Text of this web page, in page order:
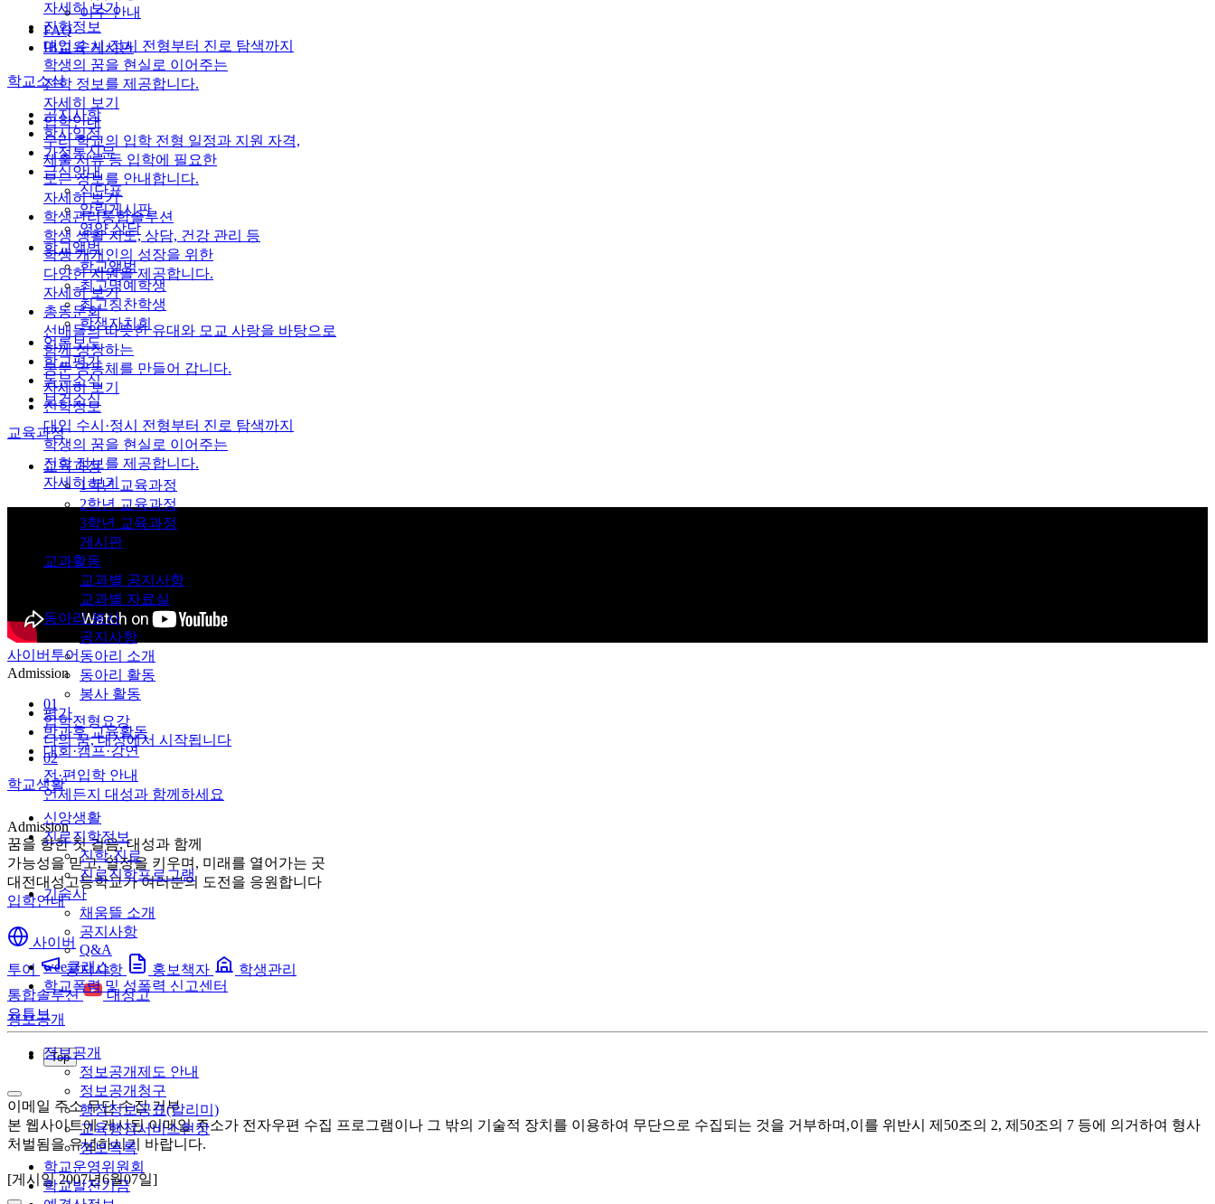
이수 안내
FAQ
IB교육 게시판
학교소식
공지사항
학사일정
가정통신문
급식안내
식단표
알림게시판
영양 상담
학교앨범
학교앨범
최고명예학생
최고칭찬학생
학생자치회
언론보도
학교평가
동문소식
보건소식
교육과정
교육과정
1학년 교육과정
2학년 교육과정
3학년 교육과정
게시판
교과활동
교과별 공지사항
교과별 자료실
동아리·봉사
공지사항
동아리 소개
동아리 활동
봉사 활동
평가
방과후 교육활동
대회·캠프·강연
학교생활
신앙생활
진로진학정보
진학·진로
진로진학프로그램
기숙사
채움뜰 소개
공지사항
Q&A
wee클래스
학교폭력 및 성폭력 신고센터
정보공개
정보공개
정보공개제도 안내
정보공개청구
행정정보공표(알리미)
교육행정서비스현장
정보목록
학교운영위원회
학교발전기금
자세히 보기
진학정보
대입 수시·정시 전형부터 진로 탐색까지
학생의 꿈을 현실로 이어주는
진학 정보를 제공합니다.
자세히 보기
입학안내
우리 학교의 입학 전형 일정과 지원 자격,
제출 서류 등 입학에 필요한
모든 정보를 안내합니다.
자세히 보기
학생관리통합솔루션
학생 생활 지도, 상담, 건강 관리 등
학생 개개인의 성장을 위한
다양한 지원을 제공합니다.
자세히 보기
총동문회
선배들의 따뜻한 유대와 모교 사랑을 바탕으로
함께 성장하는
동문 공동체를 만들어 갑니다.
자세히 보기
진학정보
대입 수시·정시 전형부터 진로 탐색까지
학생의 꿈을 현실로 이어주는
진학 정보를 제공합니다.
자세히 보기
사이버투어
Admission
01
입학전형요강
나의 꿈, 대성에서 시작됩니다
02
전·편입학 안내
언제든지 대성과 함께하세요
Admission
꿈을 향한 첫 걸음, 대성과 함께
가능성을 믿고, 열정을 키우며, 미래를 열어가는 곳
대전대성고등학교가 여러분의 도전을 응원합니다
입학안내
사이버
투어
공지사항 홍보책자
학생관리
통합솔루션
대성고
유튜브
Top
이메일 주소 무단 수집 거부
본 웹사이트에 게시된 이메일 주소가 전자우편 수집 프로그램이나 그 밖의 기술적 장치를 이용하여 무단으로 수집되는 것을 거부하며,이를 위반시 제50조의 2, 제50조의 7 등에 의거하여 형사
처벌됨을 유념하시기 바랍니다.
[게시일 2007년6월07일]